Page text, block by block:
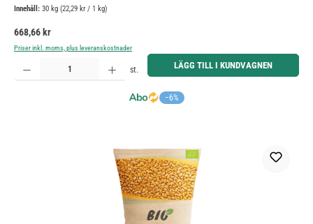
Innehåll: 30 kg (22,29 kr / 1 kg)
Ordinarie pris:
668,66 kr
Priser inkl. moms, plus leveranskostnader
−6%
Produktkvantitet: Ange önskat belopp eller använd knapparna för att öka eller minska kvantiteten.
st. LÄGG TILL I KUNDVAGNEN